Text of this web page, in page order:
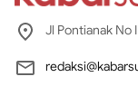
Jl Pontianak No